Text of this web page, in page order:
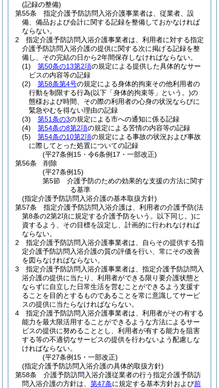
(記録の整備)
第55条
指定介護予防訪問入浴介護事業者は、従業者、設
備、備品および会計に関する記録を整備しておかなければ
ならない。
2
指定介護予防訪問入浴介護事業者は、利用者に対する指定
介護予防訪問入浴介護の提供に関する次に掲げる記録を整
備し、その完結の日から2年間保存しなければならない。
(1)
第50条の13第2項の規定による提供した具体的なサー
ビスの内容等の記録
(2)
第58条第4号の規定による身体的拘束その他利用者の
行動を制限する行為(以下「身体的拘束等」という。)の
態様および時間、その際の利用者の心身の状況ならびに
緊急やむを得ない理由の記録
(3)
第51条の3の規定による市への通知に係る記録
(4)
第54条の8第2項の規定による苦情の内容等の記録
(5)
第54条の10第2項の規定による事故の状況および事故
に際してとった処置についての記録
(平27条例15・令6条例17・一部改正)
第56条
削除
(平27条例15)
第5節
介護予防のための効果的な支援の方法に関す
る基準
(指定介護予防訪問入浴介護の基本取扱方針)
第57条
指定介護予防訪問入浴介護は、利用者の介護予防(法
第8条の2第2項に規定する介護予防をいう。以下同じ。)に
資するよう、その目標を設定し、計画的に行われなければ
ならない。
2
指定介護予防訪問入浴介護事業者は、自らその提供する指
定介護予防訪問入浴介護の質の評価を行い、常にその改善
を図らなければならない。
3
指定介護予防訪問入浴介護事業者は、指定介護予防訪問入
浴介護の提供に当たり、利用者ができる限り要介護状態と
ならずに自立した日常生活を営むことができるよう支援す
ることを目的とするものであることを常に意識してサービ
スの提供に当たらなければならない。
4
指定介護予防訪問入浴介護事業者は、利用者がその有する
能力を最大限活用することができるような方法によるサー
ビスの提供に努めることとし、利用者が有する能力を阻害
する等の不適切なサービスの提供を行わないよう配慮しな
ければならない。
(平27条例15・一部改正)
(指定介護予防訪問入浴介護の具体的取扱方針)
第58条
介護予防訪問入浴介護従業者の行う指定介護予防訪
問入浴介護の方針は、 第47条に規定する基本方針および前